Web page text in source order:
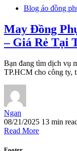
Blog áo đồng
May Đồng
– Giá Rẻ Tại
Bạn đang tìm dịch vụ
TP.HCM cho công ty,
Ngan
08/21/2025 13 min
Read More